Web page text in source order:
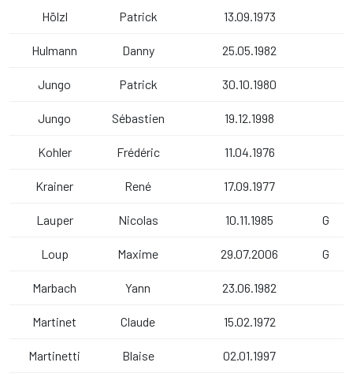
Hölzl Patrick 13.09.1973
Hulmann Danny 25.05.1982
Jungo Patrick 30.10.1980
Jungo Sébastien 19.12.1998
Kohler Frédéric 11.04.1976
Krainer René 17.09.1977
Lauper Nicolas 10.11.1985 G
Loup Maxime 29.07.2006 G
Marbach Yann 23.06.1982
Martinet Claude 15.02.1972
Martinetti Blaise 02.01.1997